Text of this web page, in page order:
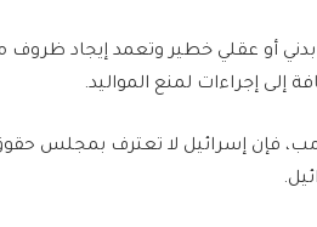
بدني أو عقلي خطير وتعمد إيجاد
إجراءات لمنع المواليد.
فإن إسرائيل لا تعترف بمجلس